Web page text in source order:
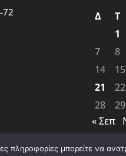
-72
Δ Τ
1
7
8
14
15
21
22
28
29
« Σεπ
μπορείτε να